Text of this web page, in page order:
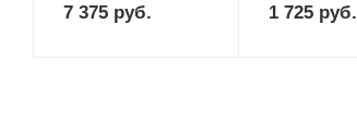
7 375 руб. 1 725руб.